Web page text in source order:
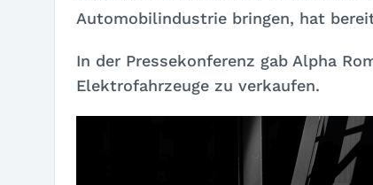
Automobilindustrie bringen, hat
In der Pressekonferenz gab Alpha
Elektrofahrzeuge zu verkaufen.